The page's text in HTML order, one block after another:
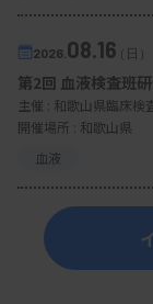
2026. 08.16（日）
第2回 血液検査班
主催 : 和歌山県臨床検
開催場所 : 和歌山県
血液